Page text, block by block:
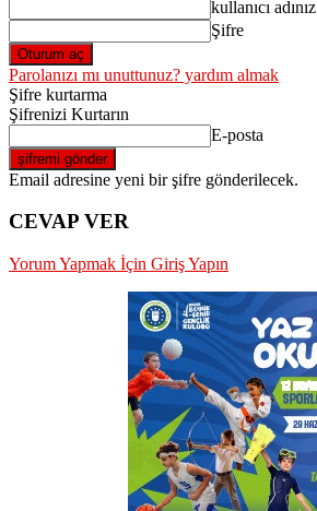
kullanıcı adınız
Şifre
Parolanızı mı unuttunuz? yardım almak
Şifre kurtarma
Şifrenizi Kurtarın
E-posta
Email adresine yeni bir şifre gönderilecek.
CEVAP VER
Yorum Yapmak İçin Giriş Yapın